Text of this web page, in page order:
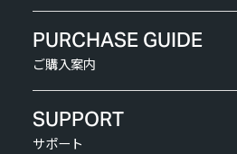
PURCHASE GUIDE
ご購入案内
SUPPORT
サポート